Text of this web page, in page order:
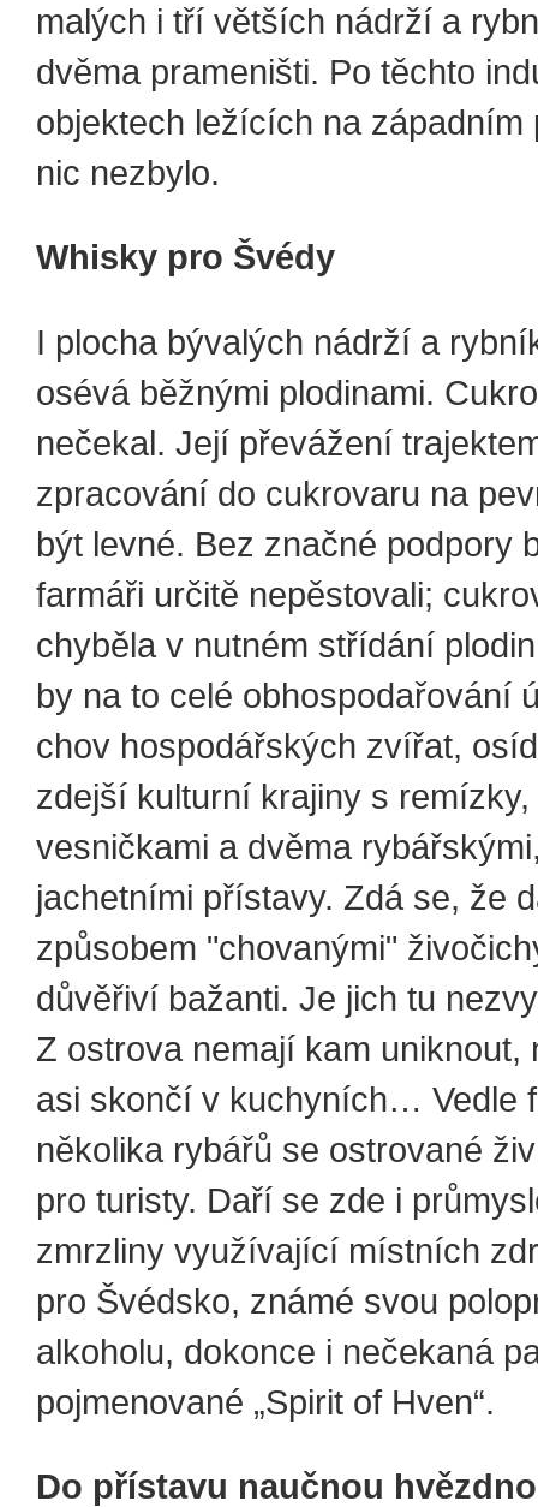
malých i tří větších nádrží a
dvěma prameništi. Po těchto
objektech ležících na západním
nic nezbylo.
Whisky pro Švédy
I plocha bývalých nádrží a
osévá běžnými plodinami.
nečekal. Její převážení
zpracování do cukrovaru na
být levné. Bez značné podpory
farmáři určitě nepěstovali;
chyběla v nutném střídání
by na to celé obhospodařování
chov hospodářských zvířat,
zdejší kulturní krajiny s
vesničkami a dvěma
jachetními přístavy. Zdá se, že
způsobem "chovanými"
důvěřiví bažanti. Je jich tu
Z ostrova nemají kam uniknout,
asi skončí v kuchyních… Vedle
několika rybářů se ostrované
pro turisty. Daří se zde i
zmrzliny využívající místních
pro Švédsko, známé svou
alkoholu, dokonce i nečekaná
pojmenované „Spirit of Hven“.
Do přístavu naučnou